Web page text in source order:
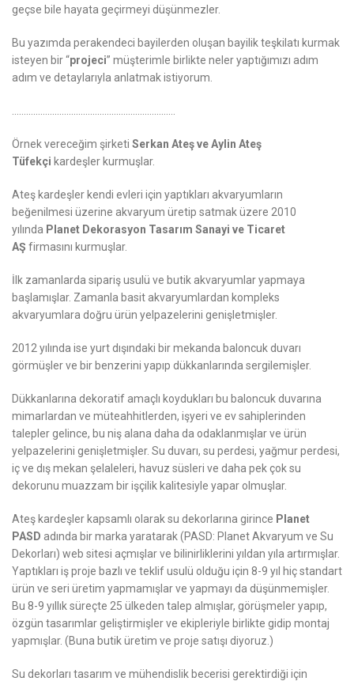
geçse bile hayata geçirmeyi düşünmezler.
Bu yazımda perakendeci bayilerden oluşan bayilik teşkilatı kurmak
isteyen bir “projeci” müşterimle birlikte neler yaptığımızı adım
adım ve detaylarıyla anlatmak istiyorum.
……………………………………………………………
Örnek vereceğim şirketi Serkan Ateş ve Aylin Ateş
Tüfekçi kardeşler kurmuşlar.
Ateş kardeşler kendi evleri için yaptıkları akvaryumların
beğenilmesi üzerine akvaryum üretip satmak üzere 2010
yılında Planet Dekorasyon Tasarım Sanayi ve Ticaret
AŞ firmasını kurmuşlar.
İlk zamanlarda sipariş usulü ve butik akvaryumlar yapmaya
başlamışlar. Zamanla basit akvaryumlardan kompleks
akvaryumlara doğru ürün yelpazelerini genişletmişler.
2012 yılında ise yurt dışındaki bir mekanda baloncuk duvarı
görmüşler ve bir benzerini yapıp dükkanlarında sergilemişler.
Dükkanlarına dekoratif amaçlı koydukları bu baloncuk duvarına
mimarlardan ve müteahhitlerden, işyeri ve ev sahiplerinden
talepler gelince, bu niş alana daha da odaklanmışlar ve ürün
yelpazelerini genişletmişler. Su duvarı, su perdesi, yağmur perdesi,
iç ve dış mekan şelaleleri, havuz süsleri ve daha pek çok su
dekorunu muazzam bir işçilik kalitesiyle yapar olmuşlar.
Ateş kardeşler kapsamlı olarak su dekorlarına girince Planet
PASD adında bir marka yaratarak (PASD: Planet Akvaryum ve Su
Dekorları) web sitesi açmışlar ve bilinirliklerini yıldan yıla artırmışlar.
Yaptıkları iş proje bazlı ve teklif usulü olduğu için 8-9 yıl hiç standart
ürün ve seri üretim yapmamışlar ve yapmayı da düşünmemişler.
Bu 8-9 yıllık süreçte 25 ülkeden talep almışlar, görüşmeler yapıp,
özgün tasarımlar geliştirmişler ve ekipleriyle birlikte gidip montaj
yapmışlar. (Buna butik üretim ve proje satışı diyoruz.)
Su dekorları tasarım ve mühendislik becerisi gerektirdiği için